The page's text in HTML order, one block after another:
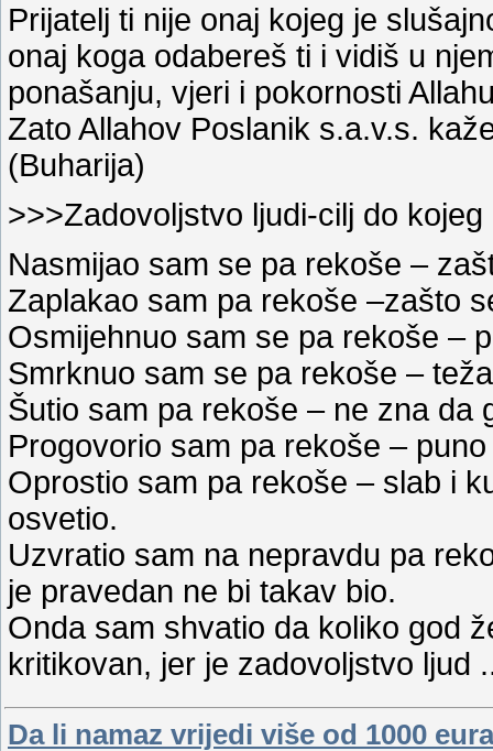
Prijatelj ti nije onaj kojeg je
onaj koga odabereš ti i vidiš u
ponašanju, vjeri i pokornosti
Zato Allahov Poslanik s.a.v.s.
(Buharija)
>>>Zadovoljstvo ljudi-cilj do
Nasmijao sam se pa rekoše –
Zaplakao sam pa rekoše –zašto
Osmijehnuo sam se pa rekoše –
Smrknuo sam se pa rekoše –
Šutio sam pa rekoše – ne zna da
Progovorio sam pa rekoše –
Oprostio sam pa rekoše – slab i
osvetio.
Uzvratio sam na nepravdu pa
je pravedan ne bi takav bio.
Onda sam shvatio da koliko god
kritikovan, jer je zadovoljstvo ljud
Da li namaz vrijedi više od 1000